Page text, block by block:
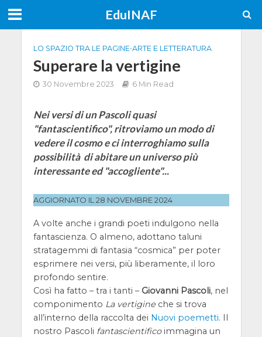
EduINAF
LO SPAZIO TRA LE PAGINE•ARTE E LETTERATURA
Superare la vertigine
30 Novembre 2023 6 Min Read
Nei versi di un Pascoli quasi
"fantascientifico", ritroviamo un modo di
vedere il cosmo e ci interroghiamo sulla
possibilità di abitare un universo più
interessante ed "accogliente"...
AGGIORNATO IL 28 NOVEMBRE 2024
A volte anche i grandi poeti indulgono nella
fantascienza. O almeno, adottano taluni
stratagemmi di fantasia “cosmica” per poter
esprimere nei versi, più liberamente, il loro
profondo sentire.
Così ha fatto – tra i tanti – Giovanni Pascoli, nel
componimento La vertigineche si trova
all’interno della raccolta dei Nuovi poemetti. Il
nostro Pascoli fantascientificoimmagina un